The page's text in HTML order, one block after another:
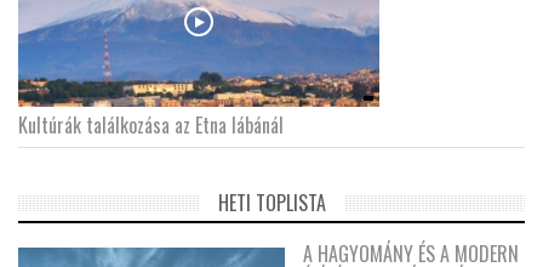
Kultúrák találkozása az Etna lábánál
HETI TOPLISTA
A HAGYOMÁNY ÉS A MODERN